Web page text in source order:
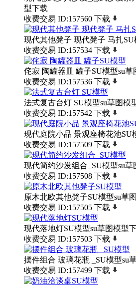
型下载
收费交易 ID:157560 下载
现代其他凳子 现代凳子 马扎
收费交易 ID:157534 下载
侘寂 陶罐器皿 罐子SU模型su草
收费交易 ID:157536 下载
法式复古台灯 SU模型su草图模
收费交易 ID:157542 下载
现代庭院小品 景观座椅花池SU
收费交易 ID:157509 下载
现代简约沙发组合_SU模型su草
收费交易 ID:157508 下载
原木北欧其他凳子SU模型su草
收费交易 ID:157505 下载
现代落地灯SU模型su草图模型
收费交易 ID:157503 下载
摆件组合 玻璃花瓶 _SU模型su
收费交易 ID:157499 下载